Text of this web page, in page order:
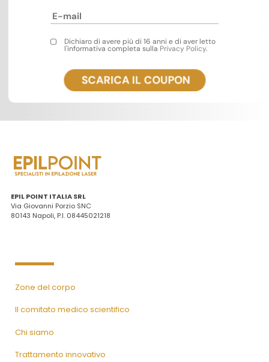
Dichiaro di avere più di 16 anni e di aver letto
l'informativa completa sulla Privacy Policy.
EPIL POINT ITALIA SRL
Via Giovanni Porzio SNC
80143 Napoli, P.I. 08445021218
Zone del corpo
Il comitato medico scientifico
Chi siamo
Trattamento innovativo